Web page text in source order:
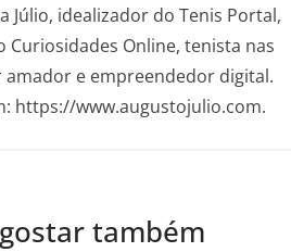
Júlio, idealizador do Tenis Portal,
Curiosidades Online, tenista nas
amador e empreendedor digital.
https://www.augustojulio.com.
também